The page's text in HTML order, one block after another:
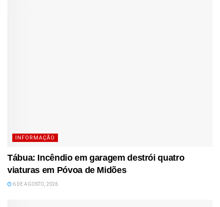
INFORMAÇÃO
Tábua: Incêndio em garagem destrói quatro
viaturas em Póvoa de Midões
6 DE AGOSTO, 2026